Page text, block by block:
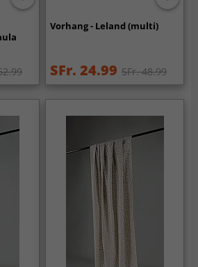
Vorhang - Leland (multi)
SFr. 24.99 SFr. 48.99